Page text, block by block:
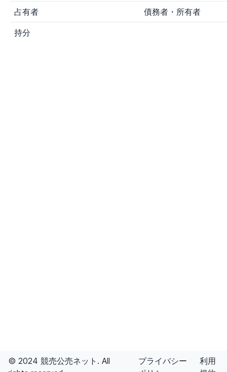
占有者 債務者・所有者
持分
© 2024 競売公売ネット. All
プライバシー
利用